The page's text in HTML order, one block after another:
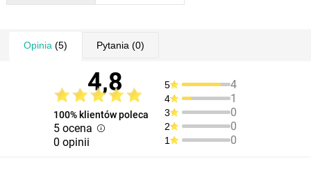
Opinia (5) Pytania (0)
4,8
100% klientów poleca
5 ocena
0 opinii
5 4
4 1
3 0
2 0
1 0